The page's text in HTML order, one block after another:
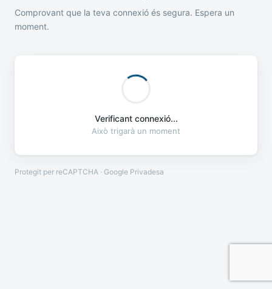
Comprovant que la teva connexió és segura. Espera un
moment.
Verificant connexió...
Això trigarà un moment
Protegit per reCAPTCHA · Google Privadesa